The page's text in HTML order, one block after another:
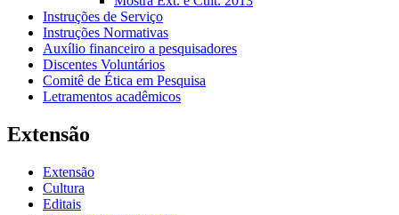
Instruções de Serviço
Instruções Normativas
Auxílio financeiro a pesquisadores
Discentes Voluntários
Comitê de Ética em Pesquisa
Letramentos acadêmicos
Extensão
Extensão
Cultura
Editais